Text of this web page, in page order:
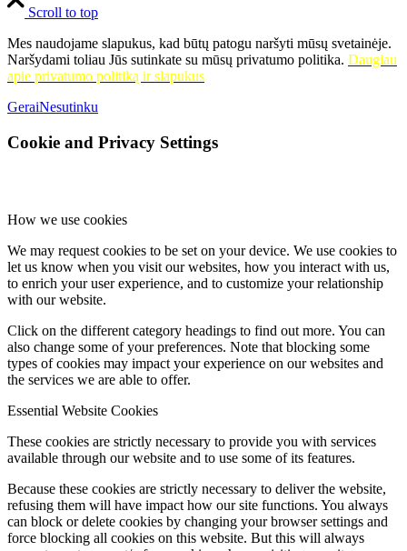
Scroll to top
Mes naudojame slapukus, kad būtų patogu naršyti mūsų svetainėje.
Naršydami toliau Jūs sutinkate su mūsų privatumo politika. Daugiau
apie privatumo politiką ir slapukus
GeraiNesutinku
Cookie and Privacy Settings
How we use cookies
We may request cookies to be set on your device. We use cookies to
let us know when you visit our websites, how you interact with us,
to enrich your user experience, and to customize your relationship
with our website.
Click on the different category headings to find out more. You can
also change some of your preferences. Note that blocking some
types of cookies may impact your experience on our websites and
the services we are able to offer.
Essential Website Cookies
These cookies are strictly necessary to provide you with services
available through our website and to use some of its features.
Because these cookies are strictly necessary to deliver the website,
refusing them will have impact how our site functions. You always
can block or delete cookies by changing your browser settings and
force blocking all cookies on this website. But this will always